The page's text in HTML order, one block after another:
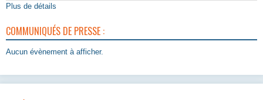
Plus de détails
COMMUNIQUÉS DE PRESSE :
Aucun évènement à afficher.